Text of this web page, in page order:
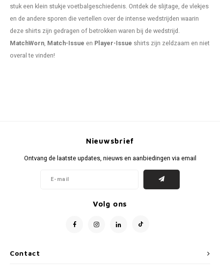
stuk een klein stukje voetbalgeschiedenis. Ontdek de slijtage, de vlekjes
en de andere sporen die vertellen over de intense wedstrijden waarin
deze shirts zijn gedragen of betrokken waren bij de wedstrijd.
MatchWorn, Match-Issue en Player-Issue shirts zijn zeldzaam en niet
overal te vinden!
Contact
Nieuwsbrief
Ontvang de laatste updates, nieuws en aanbiedingen via email
Volg ons